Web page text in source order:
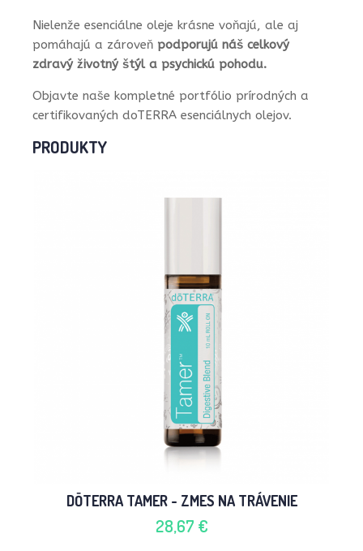
Nielenže esenciálne oleje krásne voňajú, ale aj
pomáhajú a zároveň podporujú náš celkový
zdravý životný štýl a psychickú pohodu.
Objavte naše kompletné portfólio prírodných a
certifikovaných doTERRA esenciálnych olejov.
PRODUKTY
DŌTERRA TAMER - ZMES NA TRÁVENIE
28,67 €